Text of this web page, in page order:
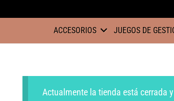
ACCESORIOS JUEGOS DE
Actualmente la tienda está cerrada